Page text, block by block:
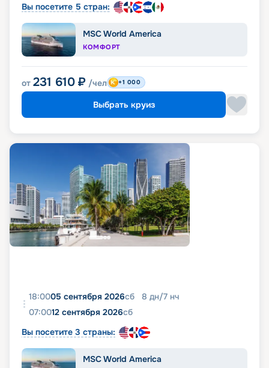
Вы посетите 5 стран:
MSC World America
КОМФОРТ
от 231 610 ₽ /чел +1 000
Выбрать круиз
18:0005 сентября 2026сб 8 дн/7 нч
07:0012 сентября 2026сб
Вы посетите 3 страны:
MSC World America